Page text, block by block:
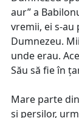
aur” a
vremii, ei s-au
Dumnezeu.
unde erau.
Său să fie în
Mare parte
și perșilor,